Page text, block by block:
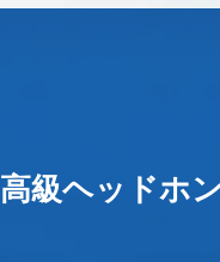
高級ヘッドホ